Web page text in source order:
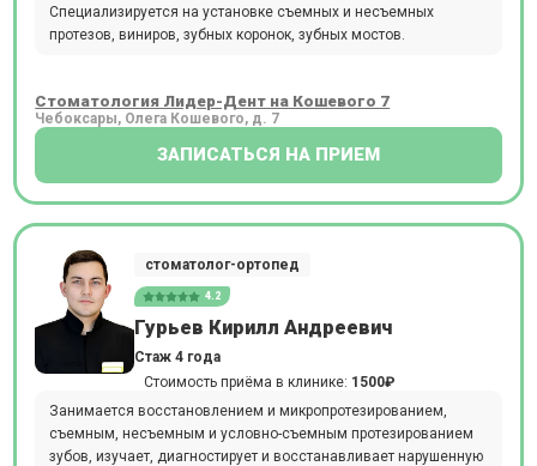
Специализируется на установке съемных и несъемных
протезов, виниров, зубных коронок, зубных мостов.
Стоматология Лидер-Дент на Кошевого 7
Чебоксары, Олега Кошевого, д. 7
ЗАПИСАТЬСЯ НА ПРИЕМ
стоматолог-ортопед
4.2
Гурьев Кирилл Андреевич
Стаж 4 года
Стоимость приёма в клинике: 1500₽
Занимается восстановлением и микропротезированием,
съемным, несъемным и условно-съемным протезированием
зубов, изучает, диагностирует и восстанавливает нарушенную